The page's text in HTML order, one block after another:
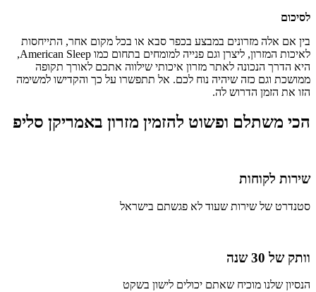
לסיכום
בין אם אלה מזרונים במבצע בכפר סבא או בכל מקום אחר, התייחסות
לאיכות המזרון, ליצרן וגם פנייה למומחים בתחום כמו American Sleep,
היא הדרך הנכונה לאתר מזרון איכותי שילווה אתכם לאורך תקופה
ממושכת וגם כזה שיהיה נוח לכם. אל תתפשרו על כך והקדישו למשימה
הזו את הזמן הדרוש לה.
הכי משתלם ופשוט להזמין מזרון באמריקן סליפ
שירות לקוחות
סטנדרט של שירות שעוד לא פגשתם בישראל
וותק של 30 שנה
הנסיון שלנו מוכיח שאתם יכולים לישון בשקט